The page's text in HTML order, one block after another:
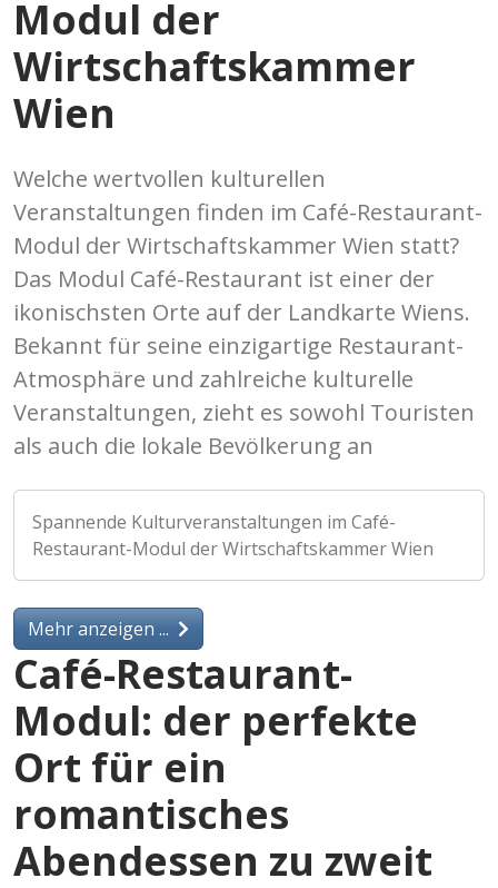
Modul der
Wirtschaftskammer
Wien
Welche wertvollen kulturellen
Veranstaltungen finden im Café-Restaurant-
Modul der Wirtschaftskammer Wien statt?
Das Modul Café-Restaurant ist einer der
ikonischsten Orte auf der Landkarte Wiens.
Bekannt für seine einzigartige Restaurant-
Atmosphäre und zahlreiche kulturelle
Veranstaltungen, zieht es sowohl Touristen
als auch die lokale Bevölkerung an
Spannende Kulturveranstaltungen im Café-
Restaurant-Modul der Wirtschaftskammer Wien
Mehr anzeigen ...
Café-Restaurant-
Modul: der perfekte
Ort für ein
romantisches
Abendessen zu zweit